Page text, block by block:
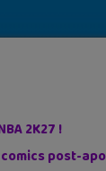
2K27 !
comics post-